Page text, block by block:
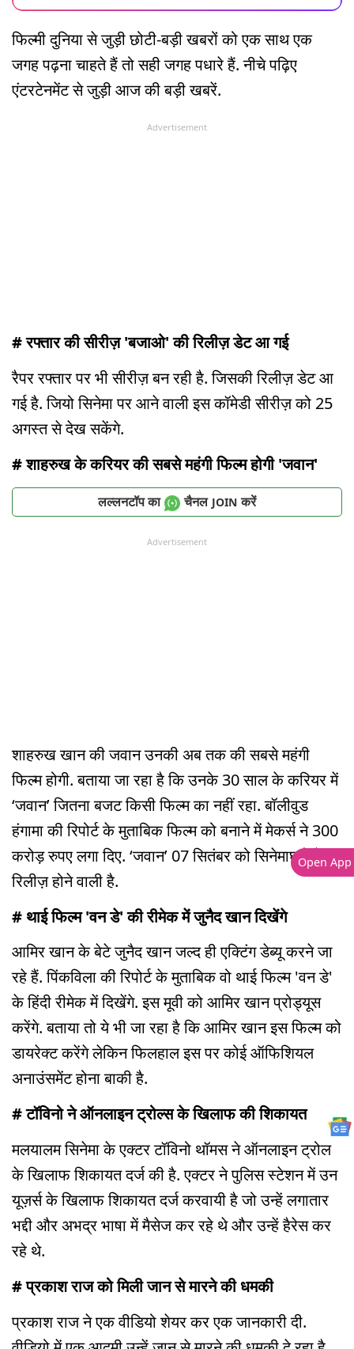
फिल्मी दुनिया से जुड़ी छोटी-बड़ी खबरों को एक साथ एक
जगह पढ़ना चाहते हैं तो सही जगह पधारे हैं. नीचे पढ़िए
एंटरटेनमेंट से जुड़ी आज की बड़ी खबरें.
Advertisement
# रफ्तार की सीरीज़ 'बजाओ' की रिलीज़ डेट आ गई
रैपर रफ्तार पर भी सीरीज़ बन रही है. जिसकी रिलीज़ डेट आ
गई है. जियो सिनेमा पर आने वाली इस कॉमेडी सीरीज़ को 25
अगस्त से देख सकेंगे.
# शाहरुख के करियर की सबसे महंगी फिल्म होगी 'जवान'
लल्लनटॉप का चैनल JOIN करें
Advertisement
शाहरुख खान की जवान उनकी अब तक की सबसे महंगी
फिल्म होगी. बताया जा रहा है कि उनके 30 साल के करियर में
‘जवान’ जितना बजट किसी फिल्म का नहीं रहा. बॉलीवुड
हंगामा की रिपोर्ट के मुताबिक फिल्म को बनाने में मेकर्स ने 300
करोड़ रुपए लगा दिए. ‘जवान’ 07 सितंबर को सिनेमाघरों में
रिलीज़ होने वाली है.
# थाई फिल्म 'वन डे' की रीमेक में जुनैद खान दिखेंगे
आमिर खान के बेटे जुनैद खान जल्द ही एक्टिंग डेब्यू करने जा
रहे हैं. पिंकविला की रिपोर्ट के मुताबिक वो थाई फिल्म 'वन डे'
के हिंदी रीमेक में दिखेंगे. इस मूवी को आमिर खान प्रोड्यूस
करेंगे. बताया तो ये भी जा रहा है कि आमिर खान इस फिल्म को
डायरेक्ट करेंगे लेकिन फिलहाल इस पर कोई ऑफिशियल
अनाउंसमेंट होना बाकी है.
# टॉविनो ने ऑनलाइन ट्रोल्स के खिलाफ की शिकायत
मलयालम सिनेमा के एक्टर टॉविनो थॉमस ने ऑनलाइन ट्रोल
के खिलाफ शिकायत दर्ज की है. एक्टर ने पुलिस स्टेशन में उन
यूज़र्स के खिलाफ शिकायत दर्ज करवायी है जो उन्हें लगातार
भद्दी और अभद्र भाषा में मैसेज कर रहे थे और उन्हें हैरेस कर
रहे थे.
# प्रकाश राज को मिली जान से मारने की धमकी
प्रकाश राज ने एक वीडियो शेयर कर एक जानकारी दी.
Open App